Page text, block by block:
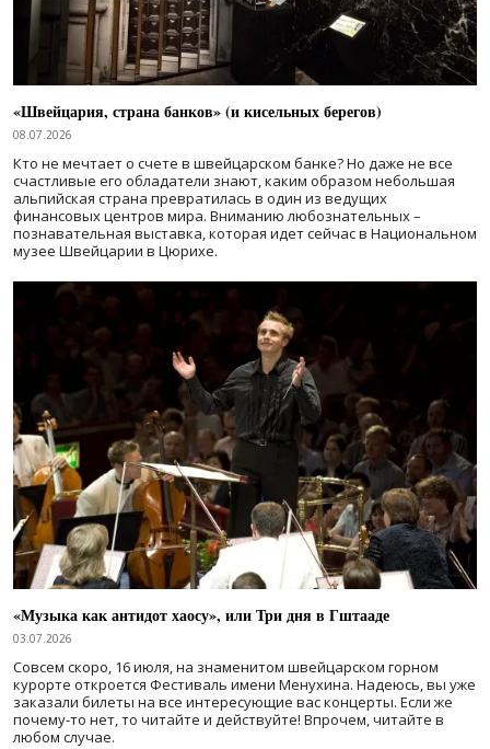
«Швейцария, страна банков» (и кисельных берегов)
08.07.2026
Кто не мечтает о счете в швейцарском банке? Но даже не все
счастливые его обладатели знают, каким образом небольшая
альпийская страна превратилась в один из ведущих
финансовых центров мира. Вниманию любознательных –
познавательная выставка, которая идет сейчас в Национальном
музее Швейцарии в Цюрихе.
«Музыка как антидот хаосу», или Три дня в Гштааде
03.07.2026
Совсем скоро, 16 июля, на знаменитом швейцарском горном
курорте откроется Фестиваль имени Менухина. Надеюсь, вы уже
заказали билеты на все интересующие вас концерты. Если же
почему-то нет, то читайте и действуйте! Впрочем, читайте в
любом случае.